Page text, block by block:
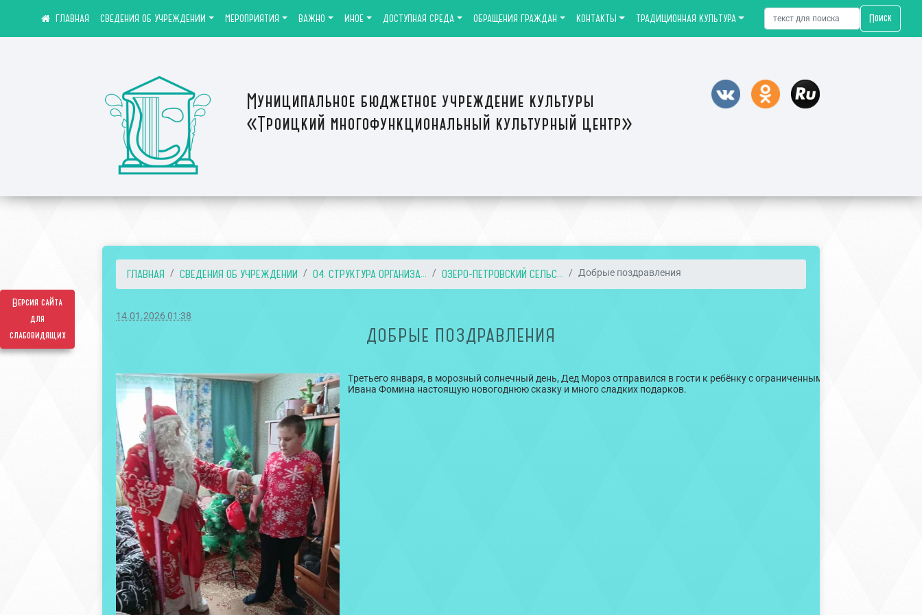
Версия сайта
для
слабовидящих
Муниципальное бюджетное учреждение культуры
«Троицкий многофункциональный культурный центр»
СВЕДЕНИЯ ОБ УЧРЕЖДЕНИИ МЕРОПРИЯТИЯ ВАЖНО ИНОЕ ДОСТУПНАЯ СРЕДА ОБРАЩЕНИЯ ГРАЖДАН КОНТАКТЫ ТРАДИЦИОННАЯ КУЛЬТУРА Поиск
ГЛАВНАЯ СВЕДЕНИЯ ОБ УЧРЕЖДЕНИИ 04. СТРУКТУРА ОРГАНИЗА... ОЗЕРО-ПЕТРОВСКИЙ СЕЛЬС... Добрые поздравления
14.01.2026 01:38
ДОБРЫЕ ПОЗДРАВЛЕНИЯ
Третьего января, в морозный солнечный день, Дед Мороз отправился в гости к ребёнку с ограниченными возможностями
Ивана Фомина настоящую новогоднюю сказку и много сладких подарков.